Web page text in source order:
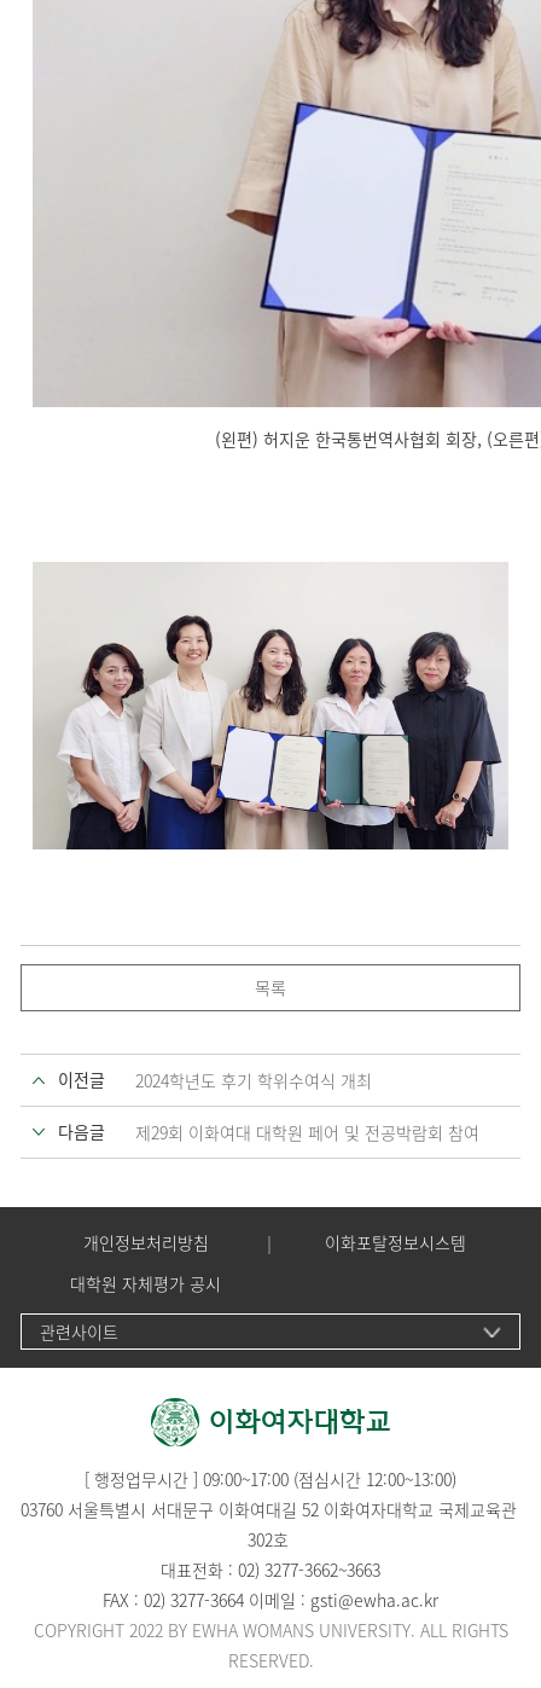
(왼편) 허지운 한국통번역사협회 회장, (오른
목록
이전글 2024학년도 후기 학위수여식 개최
다음글 제29회 이화여대 대학원 페어 및 전공박람회 참여
개인정보처리방침
이화포탈정보시스템
대학원 자체평가 공시
관련사이트
[ 행정업무시간 ] 09:00~17:00 (점심시간 12:00~13:00)
03760 서울특별시 서대문구 이화여대길 52 이화여자대학교 국제교육관
302호
대표전화 : 02) 3277-3662~3663
FAX : 02) 3277-3664 이메일 : gsti@ewha.ac.kr
COPYRIGHT 2022 BY EWHA WOMANS UNIVERSITY. ALL RIGHTS
RESERVED.